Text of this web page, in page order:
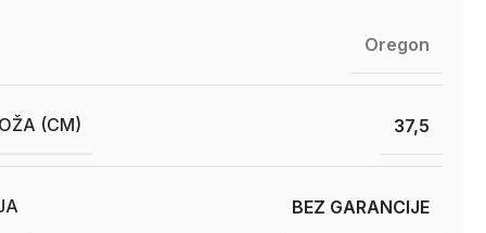
Oregon
(CM) 37,5
BEZ GARANCIJE